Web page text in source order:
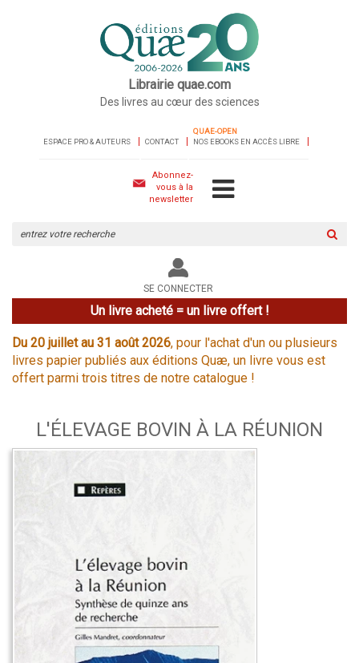
Librairie quae.com
Des livres au cœur des sciences
ESPACE PRO & AUTEURS CONTACT
QUAE-OPEN
NOS EBOOKS EN ACCÈS LIBRE
Abonnez-
vous à la
newsletter
le
site
SE CONNECTER
Un livre acheté = un livre offert !
Du 20 juillet au 31 août 2026, pour l'achat d'un ou plusieurs
livres papier publiés aux éditions Quæ, un livre vous est
offert parmi trois titres de notre catalogue !
L'ÉLEVAGE BOVIN À LA RÉUNION